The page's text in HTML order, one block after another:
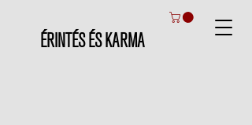
ÉRINTÉS ÉS KARMA